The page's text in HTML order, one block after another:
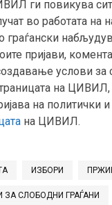
ги повикува
во работата на
граѓански
пријави,
услови за
на ЦИВИЛ,
на политички
на ЦИВИЛ.
ИЗБОРИ
СЛОБОДНИ ГРАЃАНИ